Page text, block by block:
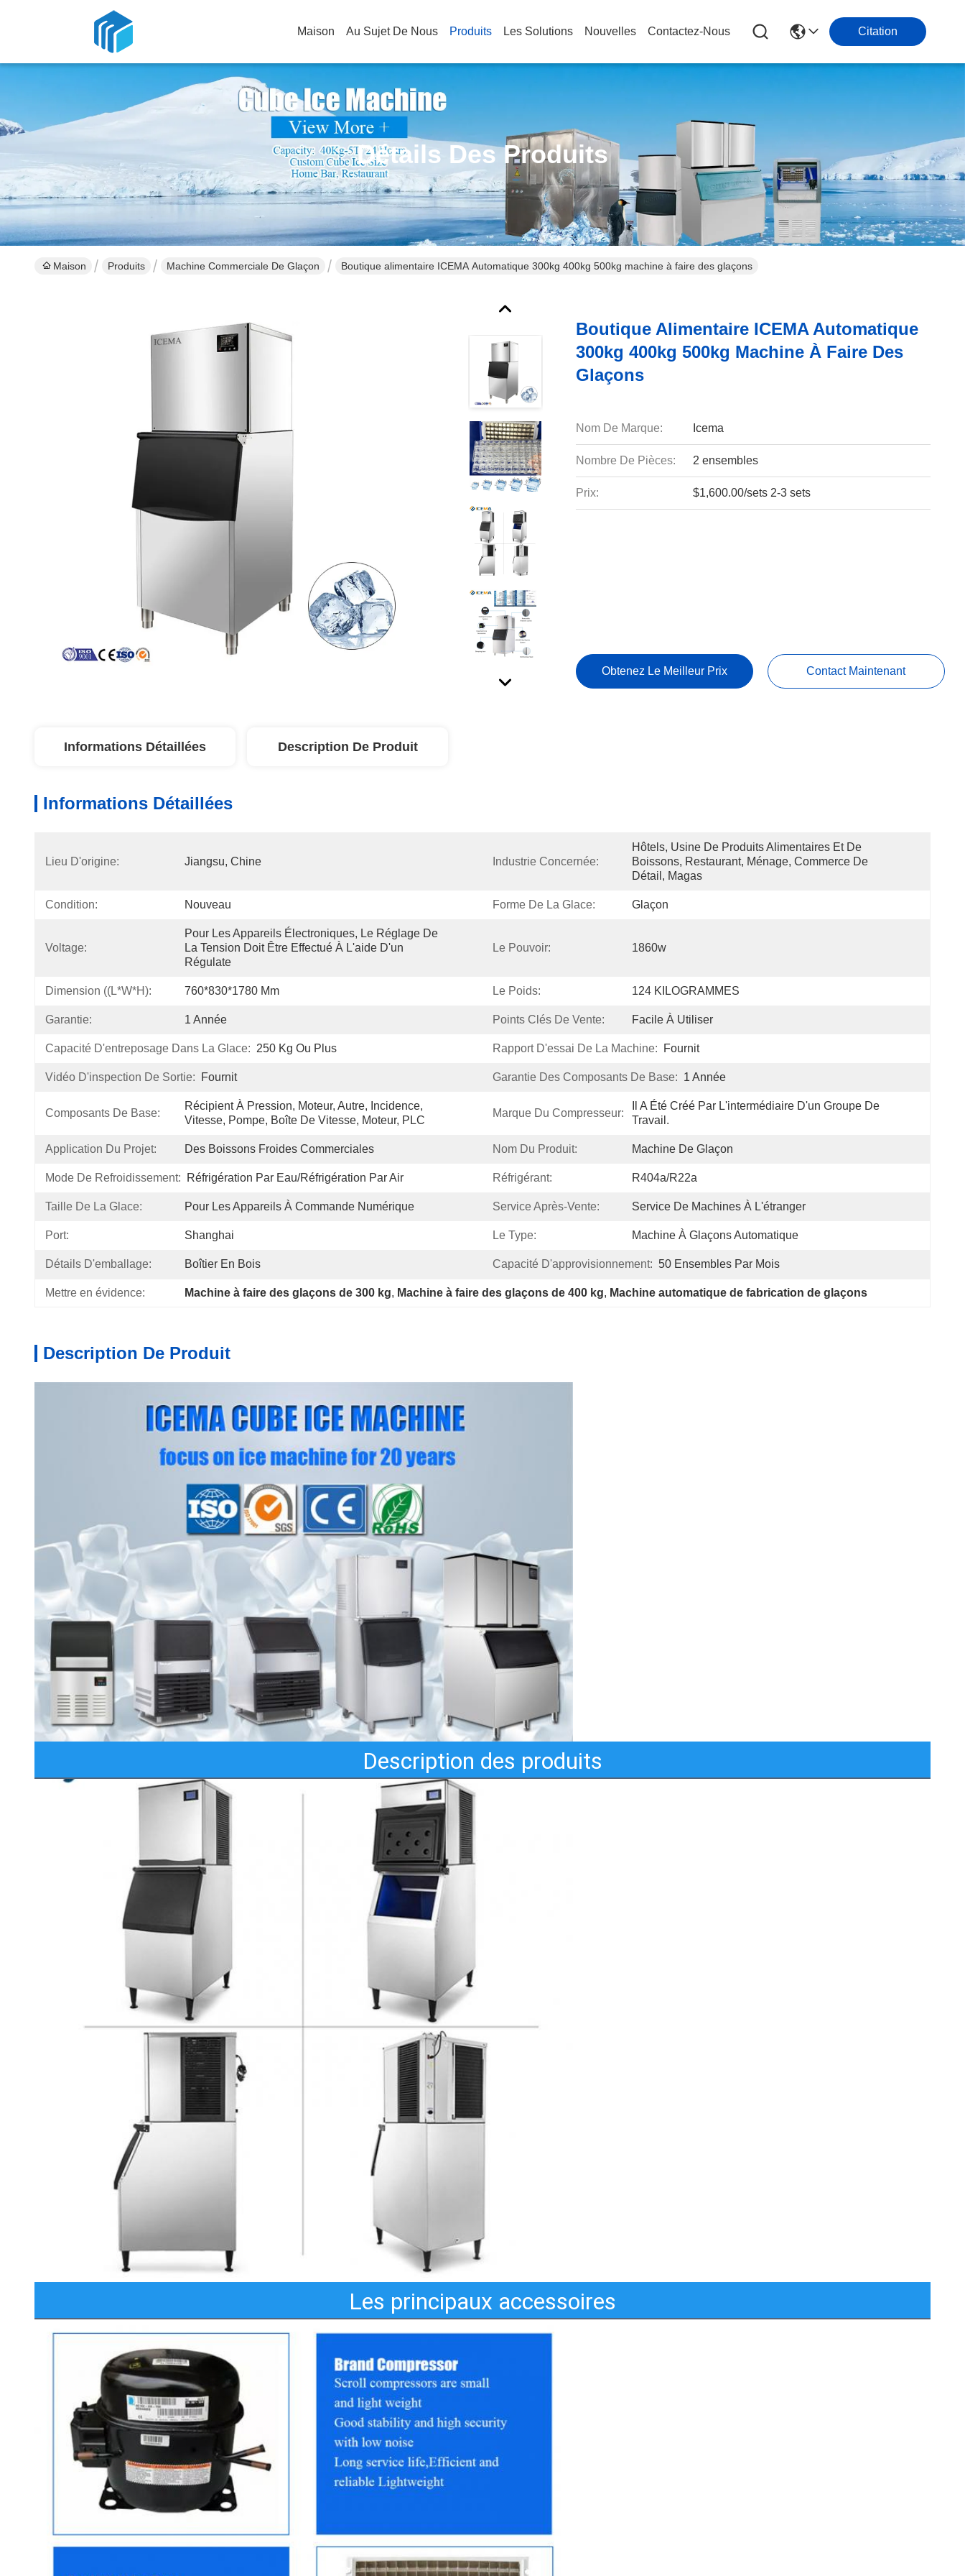
Maison Au Sujet De Nous Produits Les Solutions Nouvelles Contactez-Nous Citation
Détails Des Produits
Maison Produits Machine Commerciale De Glaçon Boutique alimentaire ICEMA Automatique 300kg 400kg 500kg machine à faire des glaçons
Boutique Alimentaire ICEMA Automatique
300kg 400kg 500kg Machine À Faire Des
Glaçons
Nom De Marque: Icema
Nombre De Pièces: 2 ensembles
Prix: $1,600.00/sets 2-3 sets
Obtenez Le Meilleur Prix Contact Maintenant
Informations Détaillées Description De Produit
Informations Détaillées
Lieu D'origine: Jiangsu, Chine Industrie Concernée:
Hôtels, Usine De Produits Alimentaires Et De
Boissons, Restaurant, Ménage, Commerce De
Détail, Magas
Condition: Nouveau Forme De La Glace: Glaçon
Voltage:
Pour Les Appareils Électroniques, Le Réglage De
La Tension Doit Être Effectué À L'aide D'un
Régulate
Le Pouvoir: 1860w
Dimension ((L*W*H): 760*830*1780 Mm Le Poids: 124 KILOGRAMMES
Garantie: 1 Année Points Clés De Vente: Facile À Utiliser
Capacité D'entreposage Dans La Glace: 250 Kg Ou Plus Rapport D'essai De La Machine: Fournit
Vidéo D'inspection De Sortie: Fournit Garantie Des Composants De Base: 1 Année
Composants De Base:
Récipient À Pression, Moteur, Autre, Incidence,
Vitesse, Pompe, Boîte De Vitesse, Moteur, PLC
Marque Du Compresseur:
Il A Été Créé Par L'intermédiaire D'un Groupe De
Travail.
Application Du Projet: Des Boissons Froides Commerciales Nom Du Produit: Machine De Glaçon
Mode De Refroidissement: Réfrigération Par Eau/réfrigération Par Air Réfrigérant: R404a/R22a
Taille De La Glace: Pour Les Appareils À Commande Numérique Service Après-Vente: Service De Machines À L'étranger
Port: Shanghai Le Type: Machine À Glaçons Automatique
Détails D'emballage: Boîtier En Bois Capacité D'approvisionnement: 50 Ensembles Par Mois
Mettre en évidence: Machine à faire des glaçons de 300 kg, Machine à faire des glaçons de 400 kg, Machine automatique de fabrication de glaçons
Description De Produit
Description des produits
Les principaux accessoires